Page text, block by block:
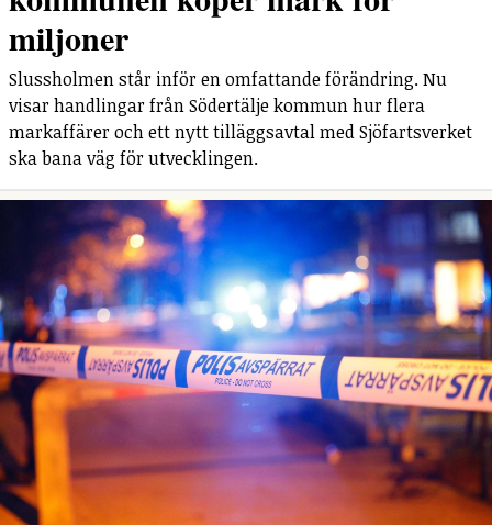
miljoner
Slussholmen står inför en omfattande förändring. Nu
visar handlingar från Södertälje kommun hur flera
markaffärer och ett nytt tilläggsavtal med Sjöfartsverket
ska bana väg för utvecklingen.